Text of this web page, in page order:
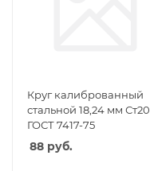
Круг калиброванный
стальной 18,24 мм Ст20
ГОСТ 7417-75
88 руб.